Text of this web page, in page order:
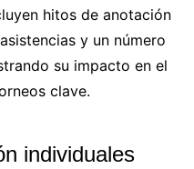
hitos de anotación
y un número
su impacto en el
clave.
individuales